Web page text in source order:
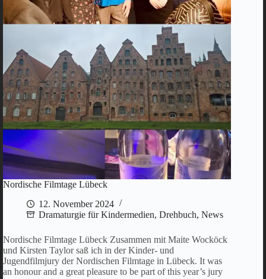
Nordische Filmtage Lübeck
12. November 2024
Dramaturgie für Kindermedien, Drehbuch, News
Nordische Filmtage Lübeck Zusammen mit Maite Wocköck
und Kirsten Taylor saß ich in der Kinder- und
Jugendfilmjury der Nordischen Filmtage in Lübeck. It was
an honour and a great pleasure to be part of this year’s jury